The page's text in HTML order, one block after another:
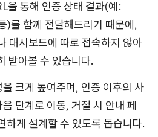
통해 인증 상태 결과(예:
함께 전달해드리기 때문에,
대시보드에 따로 접속하지 않아
받아볼 수 있습니다.
크게 높여주며, 인증 이후의 사
단계로 이동, 거절 시 안내 페
하게 설계할 수 있도록 돕습니다.